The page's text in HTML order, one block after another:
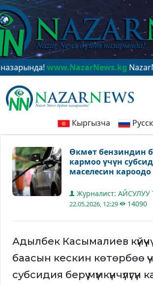
www.NazarNews.kgNazarNews -
Кыргызча
Өкмөт бензиндин
кармоо үчүн
маселесин кароодо
Журналист: АЙСУЛУУ
22.05.2026, 12:29 14090
Адылбек Касымалиев
баасын кескин көтөрбөө
субсидия берүү мүмкүнчүлүгүн